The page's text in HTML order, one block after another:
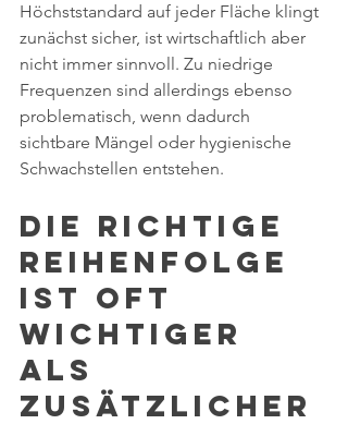
Höchststandard auf jeder Fläche klingt
zunächst sicher, ist wirtschaftlich aber
nicht immer sinnvoll. Zu niedrige
Frequenzen sind allerdings ebenso
problematisch, wenn dadurch
sichtbare Mängel oder hygienische
Schwachstellen entstehen.
Die richtige
Reihenfolge
ist oft
wichtiger
als
zusätzlicher